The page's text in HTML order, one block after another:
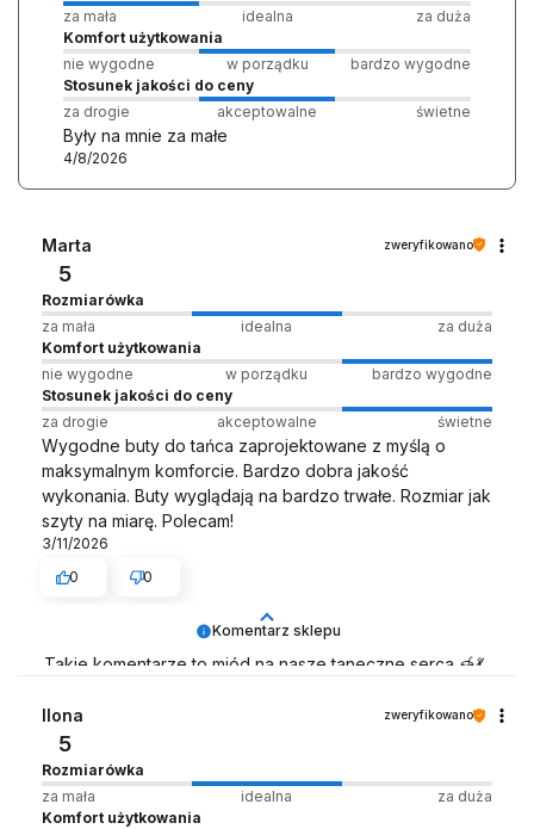
za mała
idealna
za duża
Komfort użytkowania
nie wygodne
w porządku
bardzo wygodne
Stosunek jakości do ceny
za drogie
akceptowalne świetne
Były na mnie za małe
4/8/2026
Komentarz sklepu
Takie komentarze to miód na nasze taneczne serca 🍯💃
Marta zweryfikowano
5
Rozmiarówka
za mała
idealna
za duża
Komfort użytkowania
nie wygodne
w porządku
bardzo wygodne
Stosunek jakości do ceny
za drogie
akceptowalne świetne
Wygodne buty do tańca zaprojektowane z myślą o
maksymalnym komforcie. Bardzo dobra jakość
wykonania. Buty wyglądają na bardzo trwałe. Rozmiar jak
szyty na miarę. Polecam!
3/11/2026
0
0
Ilona zweryfikowano
5
Rozmiarówka
za mała
idealna
za duża
Komfort użytkowania